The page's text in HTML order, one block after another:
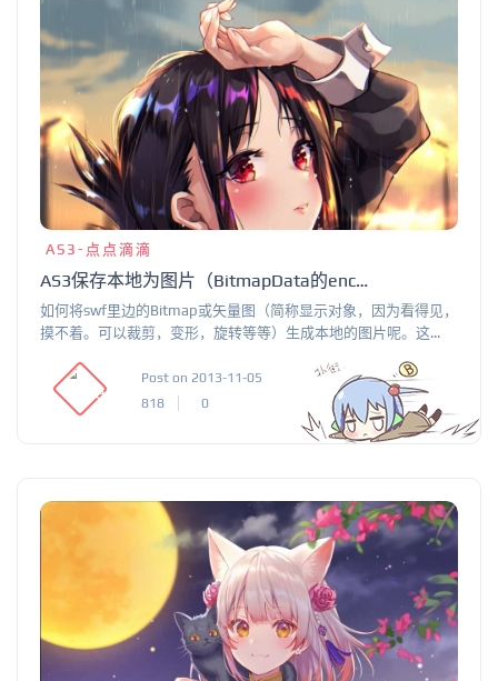
AS3-点点滴滴
AS3保存本地为图片（BitmapData的encode）
如何将swf里边的Bitmap或矢量图（简称显示对象，因为看得见，
摸不着。可以裁剪，变形，旋转等等）生成本地的图片呢。这...
Post on 2013-11-05
818
0